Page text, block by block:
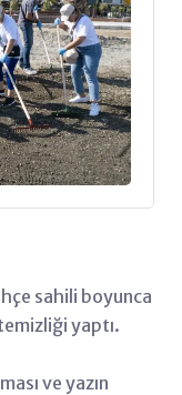
sahili boyunca
yaptı.
ve yazın